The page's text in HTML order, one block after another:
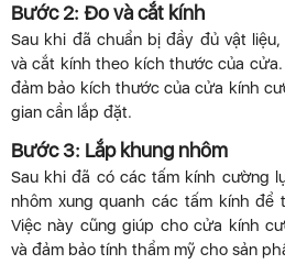
Bước 2: Đo và cắt kính
Sau khi đã chuẩn bị đầy đủ vật
và cắt kính theo kích thước của
đảm bảo kích thước của cửa kính
gian cần lắp đặt.
Bước 3: Lắp khung nhôm
Sau khi đã có các tấm kính cường
nhôm xung quanh các tấm kính để
Việc này cũng giúp cho cửa kính
và đảm bảo tính thẩm mỹ cho sản